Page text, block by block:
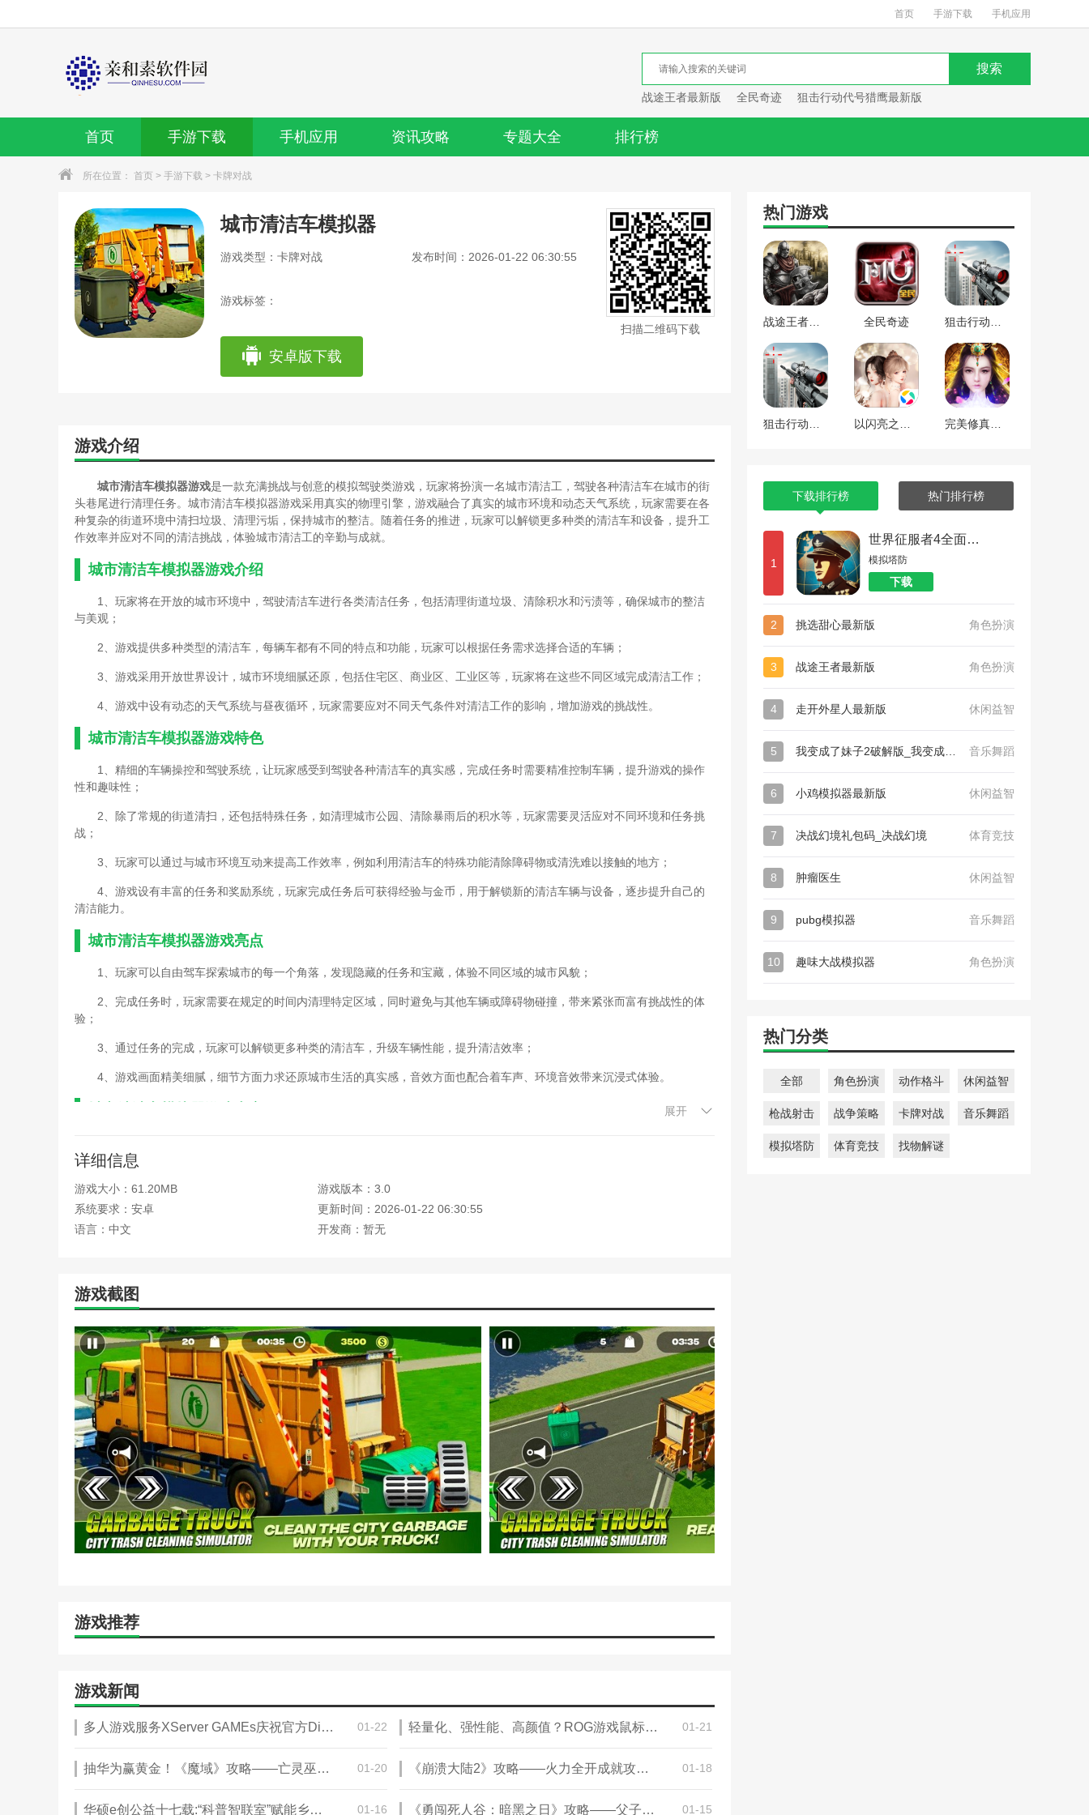
首页 手游下载 手机应用
战途王者最新版 全民奇迹 狙击行动代号猎鹰最新版
首页 手游下载 手机应用 资讯攻略 专题大全 排行榜
所在位置： 首页 > 手游下载 > 卡牌对战
城市清洁车模拟器
游戏类型：卡牌对战 发布时间：2026-01-22 06:30:55
游戏标签：
安卓版下载
扫描二维码下载
游戏介绍
城市清洁车模拟器游戏是一款充满挑战与创意的模拟驾驶类游戏，玩家将扮演一名城市清洁工，驾驶各种清洁车在城市的街
头巷尾进行清理任务。城市清洁车模拟器游戏采用真实的物理引擎，游戏融合了真实的城市环境和动态天气系统，玩家需要在各
种复杂的街道环境中清扫垃圾、清理污垢，保持城市的整洁。随着任务的推进，玩家可以解锁更多种类的清洁车和设备，提升工
作效率并应对不同的清洁挑战，体验城市清洁工的辛勤与成就。
城市清洁车模拟器游戏介绍
1、玩家将在开放的城市环境中，驾驶清洁车进行各类清洁任务，包括清理街道垃圾、清除积水和污渍等，确保城市的整洁
与美观；
2、游戏提供多种类型的清洁车，每辆车都有不同的特点和功能，玩家可以根据任务需求选择合适的车辆；
3、游戏采用开放世界设计，城市环境细腻还原，包括住宅区、商业区、工业区等，玩家将在这些不同区域完成清洁工作；
4、游戏中设有动态的天气系统与昼夜循环，玩家需要应对不同天气条件对清洁工作的影响，增加游戏的挑战性。
城市清洁车模拟器游戏特色
1、精细的车辆操控和驾驶系统，让玩家感受到驾驶各种清洁车的真实感，完成任务时需要精准控制车辆，提升游戏的操作
性和趣味性；
2、除了常规的街道清扫，还包括特殊任务，如清理城市公园、清除暴雨后的积水等，玩家需要灵活应对不同环境和任务挑
战；
3、玩家可以通过与城市环境互动来提高工作效率，例如利用清洁车的特殊功能清除障碍物或清洗难以接触的地方；
4、游戏设有丰富的任务和奖励系统，玩家完成任务后可获得经验与金币，用于解锁新的清洁车辆与设备，逐步提升自己的
清洁能力。
城市清洁车模拟器游戏亮点
1、玩家可以自由驾车探索城市的每一个角落，发现隐藏的任务和宝藏，体验不同区域的城市风貌；
2、完成任务时，玩家需要在规定的时间内清理特定区域，同时避免与其他车辆或障碍物碰撞，带来紧张而富有挑战性的体
验；
3、通过任务的完成，玩家可以解锁更多种类的清洁车，升级车辆性能，提升清洁效率；
4、游戏画面精美细腻，细节方面力求还原城市生活的真实感，音效方面也配合着车声、环境音效带来沉浸式体验。
2、通过完成任务和获得奖励，玩家可以解锁更多类型的清洁车，提升车辆的工作效率和功能，体验不同车辆的操作感；
4、天气变化和日夜轮换会对清洁任务产生影响，玩家需要根据环境条件选择合适的清洁设备和任务计划。
城市清洁车模拟器游戏通过极具创意的玩法和真实的城市环境，带给玩家全新的模拟驾驶体验。游戏不仅让人感受到作为城
市清洁工的责任与成就感，还在任务的设计上融入了丰富的挑战元素。自由度较高的城市探索与动态天气系统为游戏增添了不少
深度，而细腻的车辆操作和丰富的任务体系则为玩家带来沉浸式的游戏体验。如果你喜欢模拟驾驶与城市管理类游戏，这款城市
清洁车模拟器游戏无疑是一个值得尝试的选择。
本站为您提供城市清洁车模拟器的 手机游戏 ，欢迎大家记住本站网址，本站是您下载安卓手游app最好的网站！
展开
详细信息
游戏大小：61.20MB
游戏版本：3.0
系统要求：安卓
更新时间：2026-01-22 06:30:55
语言：中文
开发商：暂无
游戏截图
游戏推荐
游戏新闻
多人游戏服务XServer GAMEs庆祝官方Discord突破1000人 01-22 轻量化、强性能、高颜值？ROG游戏鼠标统统拿捏 01-21
抽华为赢黄金！《魔域》攻略——亡灵巫师新专精携千万豪礼来袭 01-20 《崩溃大陆2》攻略——火力全开成就攻略分享 01-18
华硕e创公益十七载:“科普智联室”赋能乡村，万名青年志愿者用科技点亮未来 01-16 《勇闯死人谷：暗黑之日》攻略——父子五金店探索攻略分享 01-15
热门游戏
全民奇迹
下载排行榜 热门排行榜
1
世界征服者4全面战争
模拟塔防
下载
2 挑选甜心最新版 角色扮演
3 战途王者最新版 角色扮演
4 走开外星人最新版 休闲益智
5 音乐舞蹈
6 小鸡模拟器最新版 休闲益智
7 决战幻境礼包码_决战幻境 体育竞技
8 肿瘤医生 休闲益智
9 pubg模拟器 音乐舞蹈
10 趣味大战模拟器 角色扮演
热门分类
全部 角色扮演 动作格斗 休闲益智
枪战射击 战争策略 卡牌对战 音乐舞蹈
模拟塔防 体育竞技 找物解谜